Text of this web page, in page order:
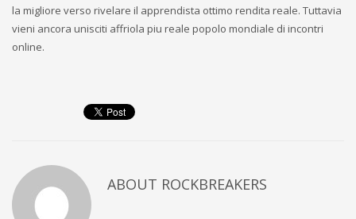
la migliore verso rivelare il apprendista ottimo rendita reale. Tuttavia
vieni ancora unisciti affriola piu reale popolo mondiale di incontri
online.
ABOUT ROCKBREAKERS